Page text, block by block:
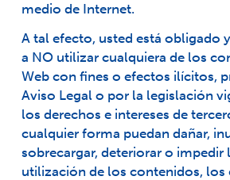
medio de Internet.
A tal efecto, usted está obligado
a NO utilizar cualquiera de los
Web con fines o efectos ilícitos,
Aviso Legal o por la legislación
los derechos e intereses de
cualquier forma puedan dañar,
sobrecargar, deteriorar o impedir
utilización de los contenidos, los